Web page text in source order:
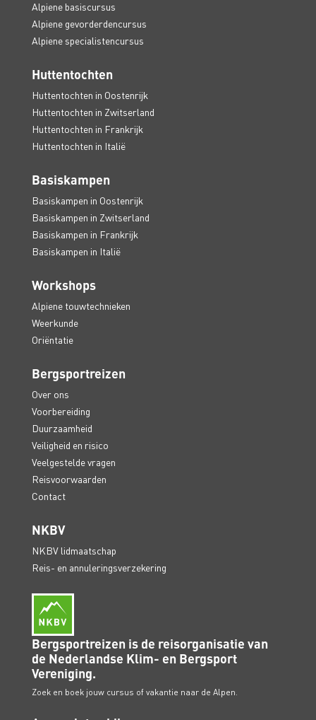
Alpiene basiscursus
Alpiene gevorderdencursus
Alpiene specialistencursus
Huttentochten
Huttentochten in Oostenrijk
Huttentochten in Zwitserland
Huttentochten in Frankrijk
Huttentochten in Italië
Basiskampen
Basiskampen in Oostenrijk
Basiskampen in Zwitserland
Basiskampen in Frankrijk
Basiskampen in Italië
Workshops
Alpiene touwtechnieken
Weerkunde
Oriëntatie
Bergsportreizen
Over ons
Voorbereiding
Duurzaamheid
Veiligheid en risico
Veelgestelde vragen
Reisvoorwaarden
Contact
NKBV
NKBV lidmaatschap
Reis- en annuleringsverzekering
Bergsportreizen is de reisorganisatie van
de Nederlandse Klim- en Bergsport
Vereniging.
Zoek en boek jouw cursus of vakantie naar de Alpen.